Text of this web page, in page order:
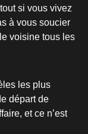
si vous vivez
à vous soucier
voisine tous les
les plus
départ de
et ce n’est